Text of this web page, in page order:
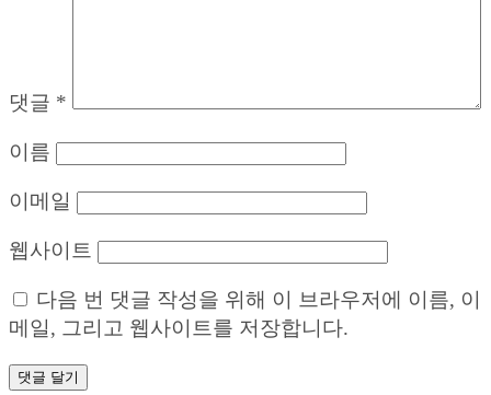
댓글 *
이름
이메일
웹사이트
다음 번 댓글 작성을 위해 이 브라우저에 이름, 이
메일, 그리고 웹사이트를 저장합니다.